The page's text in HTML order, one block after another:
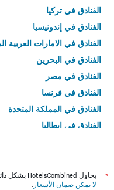
الفنادق في تركيا
الفنادق في إندونيسيا
الفنادق في الامارات العربية
الفنادق في البحرين
الفنادق في مصر
الفنادق في فرنسا
الفنادق في المملكة المتحدة
الفنادق في إيطاليا
*
يحاول HotelsCombined بشكل دائم الحصول على الأسعار الدقيقة، ولكن
لا يمكن ضمان الأسعار .